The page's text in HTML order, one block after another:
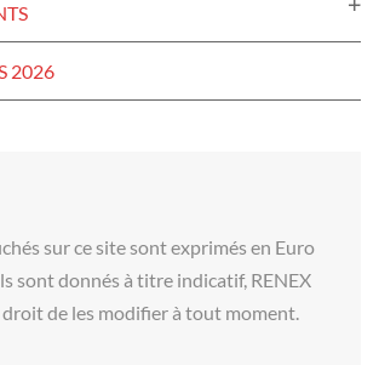
2026
sur ce site sont exprimés en Euro
sont donnés à titre indicatif, RENEX
droit de les modifier à tout moment.